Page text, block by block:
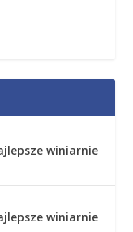
winiarnie
winiarnie